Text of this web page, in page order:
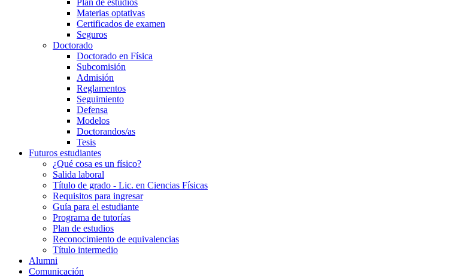
Materias optativas
Certificados de examen
Seguros
Doctorado
Doctorado en Física
Subcomisión
Admisión
Reglamentos
Seguimiento
Defensa
Modelos
Doctorandos/as
Tesis
Futuros estudiantes
¿Qué cosa es un físico?
Salida laboral
Título de grado - Lic. en Ciencias Físicas
Requisitos para ingresar
Guía para el estudiante
Programa de tutorías
Plan de estudios
Reconocimiento de equivalencias
Título intermedio
Alumni
Comunicación